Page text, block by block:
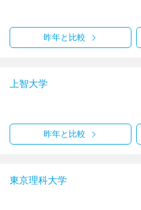
昨年と比較
上智大学
昨年と比較
東京理科大学